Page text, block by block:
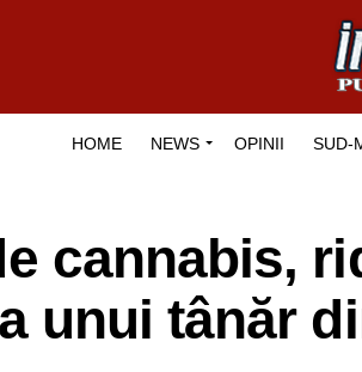
HOME NEWS OPINII SUD-
cannabis,
unui tânăr